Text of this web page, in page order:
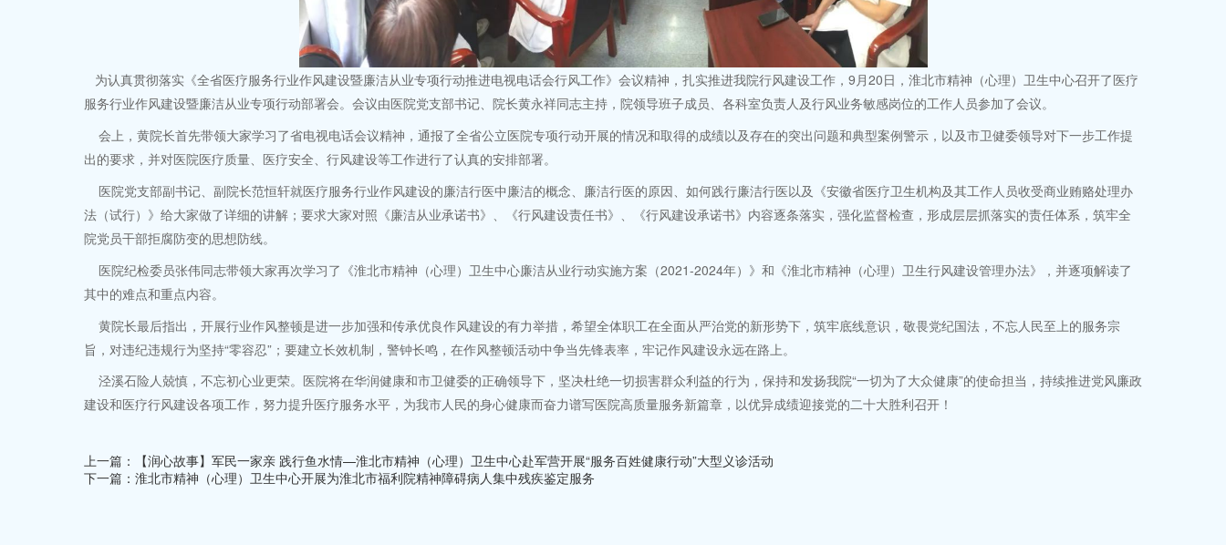
为认真贯彻落实《全省医疗服务行业作风建设暨廉洁从业专项行动推进电视电话会行风工作》会议精神，扎实推进我院行风建设工作，9月20日，淮北市精神（心理）卫生中心召开了医疗
服务行业作风建设暨廉洁从业专项行动部署会。会议由医院党支部书记、院长黄永祥同志主持，院领导班子成员、各科室负责人及行风业务敏感岗位的工作人员参加了会议。
会上，黄院长首先带领大家学习了省电视电话会议精神，通报了全省公立医院专项行动开展的情况和取得的成绩以及存在的突出问题和典型案例警示，以及市卫健委领导对下一步工作提
出的要求，并对医院医疗质量、医疗安全、行风建设等工作进行了认真的安排部署。
医院党支部副书记、副院长范恒轩就医疗服务行业作风建设的廉洁行医中廉洁的概念、廉洁行医的原因、如何践行廉洁行医以及《安徽省医疗卫生机构及其工作人员收受商业贿赂处理办
法（试行）》给大家做了详细的讲解；要求大家对照《廉洁从业承诺书》、《行风建设责任书》、《行风建设承诺书》内容逐条落实，强化监督检查，形成层层抓落实的责任体系，筑牢全
院党员干部拒腐防变的思想防线。
医院纪检委员张伟同志带领大家再次学习了《淮北市精神（心理）卫生中心廉洁从业行动实施方案（2021-2024年）》和《淮北市精神（心理）卫生行风建设管理办法》，并逐项解读了
其中的难点和重点内容。
黄院长最后指出，开展行业作风整顿是进一步加强和传承优良作风建设的有力举措，希望全体职工在全面从严治党的新形势下，筑牢底线意识，敬畏党纪国法，不忘人民至上的服务宗
旨，对违纪违规行为坚持“零容忍”；要建立长效机制，警钟长鸣，在作风整顿活动中争当先锋表率，牢记作风建设永远在路上。
泾溪石险人兢慎，不忘初心业更荣。医院将在华润健康和市卫健委的正确领导下，坚决杜绝一切损害群众利益的行为，保持和发扬我院“一切为了大众健康”的使命担当，持续推进党风廉政
建设和医疗行风建设各项工作，努力提升医疗服务水平，为我市人民的身心健康而奋力谱写医院高质量服务新篇章，以优异成绩迎接党的二十大胜利召开！
上一篇：【润心故事】军民一家亲 践行鱼水情—淮北市精神（心理）卫生中心赴军营开展“服务百姓健康行动”大型义诊活动
下一篇：淮北市精神（心理）卫生中心开展为淮北市福利院精神障碍病人集中残疾鉴定服务